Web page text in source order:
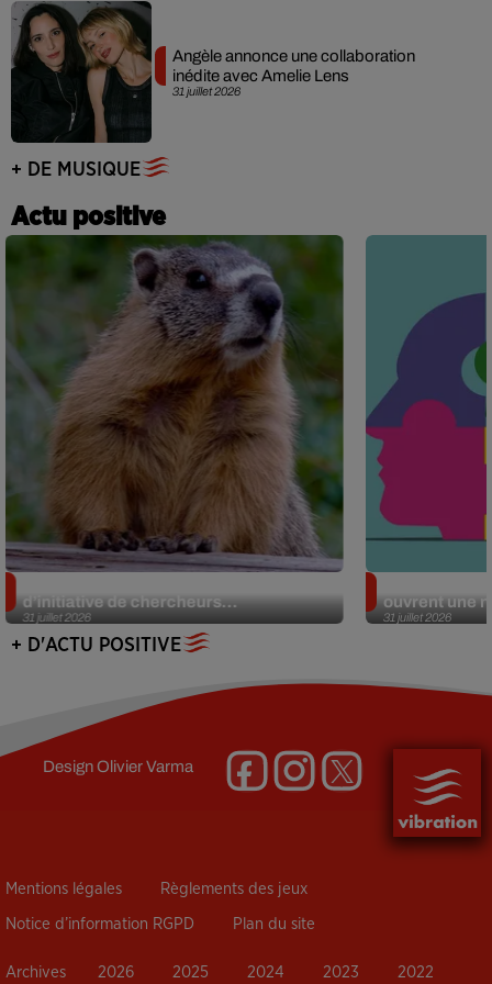
31 juillet 2026
Angèle annonce une collaboration
inédite avec Amelie Lens
+ DE MUSIQUE
Actu positive
31 juillet 2026
d’initiative de chercheurs...
31 juillet 2026
ouvrent une
+ D'ACTU POSITIVE
DesignOlivier Varma
Mentions légales Règlements des jeux
Notice d’information RGPD Plan du site
Archives 2026 2025 2024 2023 2022